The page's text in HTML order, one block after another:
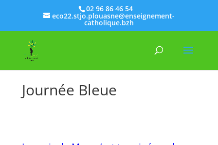
02 96 86 46 54
eco22.stjo.plouasne@enseignement-
catholique.bzh
Journée Bleue